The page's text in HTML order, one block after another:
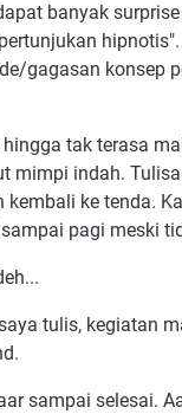
banyak
gagasan konsep
tak terasa
mimpi indah.
kembali ke tenda.
pagi meski
tulis, kegiatan
sampai selesai.